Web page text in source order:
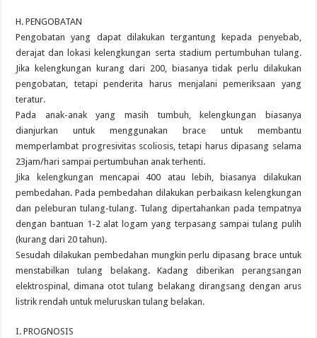
H. PENGOBATAN
Pengobatan yang dapat dilakukan tergantung kepada penyebab,
derajat dan lokasi kelengkungan serta stadium pertumbuhan tulang.
Jika kelengkungan kurang dari 200, biasanya tidak perlu dilakukan
pengobatan, tetapi penderita harus menjalani pemeriksaan yang
teratur.
Pada anak-anak yang masih tumbuh, kelengkungan biasanya
dianjurkan untuk menggunakan brace untuk membantu
memperlambat progresivitas scoliosis, tetapi harus dipasang selama
23jam/hari sampai pertumbuhan anak terhenti.
Jika kelengkungan mencapai 400 atau lebih, biasanya dilakukan
pembedahan. Pada pembedahan dilakukan perbaikasn kelengkungan
dan peleburan tulang-tulang. Tulang dipertahankan pada tempatnya
dengan bantuan 1-2 alat logam yang terpasang sampai tulang pulih
(kurang dari 20 tahun).
Sesudah dilakukan pembedahan mungkin perlu dipasang brace untuk
menstabilkan tulang belakang. Kadang diberikan perangsangan
elektrospinal, dimana otot tulang belakang dirangsang dengan arus
listrik rendah untuk meluruskan tulang belakan.
I. PROGNOSIS